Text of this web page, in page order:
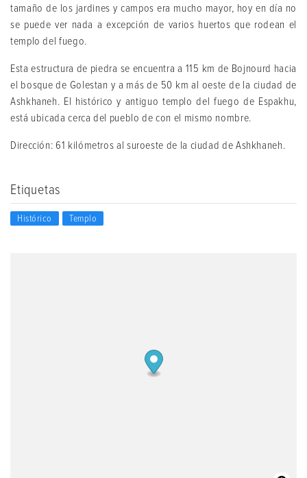
tamaño de los jardines y campos era mucho mayor, hoy en día no
se puede ver nada a excepción de varios huertos que rodean el
templo del fuego.
Esta estructura de piedra se encuentra a 115 km de Bojnourd hacia
el bosque de Golestan y a más de 50 km al oeste de la ciudad de
Ashkhaneh. El histórico y antiguo templo del fuego de Espakhu,
está ubicada cerca del pueblo de con el mismo nombre.
Dirección: 61 kilómetros al suroeste de la ciudad de Ashkhaneh.
Etiquetas
Histórico Templo